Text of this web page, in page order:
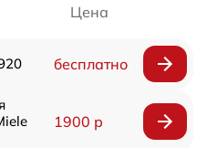
Цена
бесплатно
1900 р